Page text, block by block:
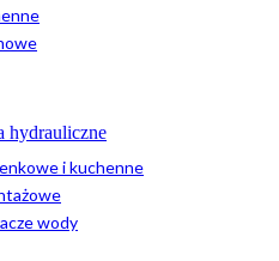
hydrauliczne
i kuchenne
wody